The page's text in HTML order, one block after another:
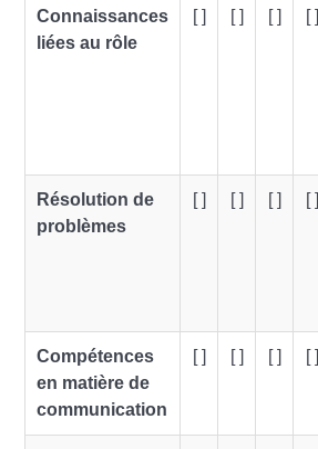
Connaissances
liées au rôle
[ ] [ ] [ ] [ ]
Résolution de
problèmes
[ ] [ ] [ ] [ ]
Compétences
en matière de
communication
[ ] [ ] [ ] [ ]